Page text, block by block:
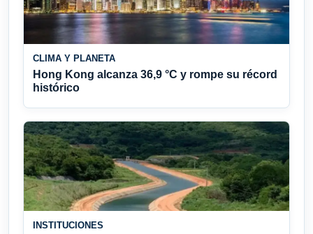
CLIMA Y PLANETA
Hong Kong alcanza 36,9 °C y rompe su récord
histórico
INSTITUCIONES